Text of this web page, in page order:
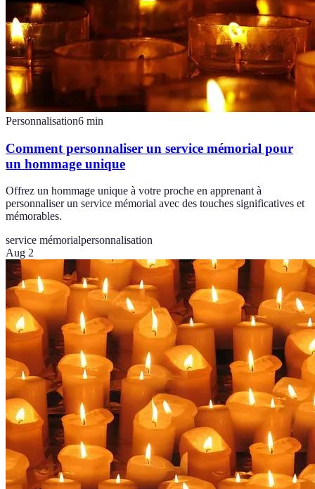
Personnalisation6 min
Comment personnaliser un service mémorial pour
un hommage unique
Offrez un hommage unique à votre proche en apprenant à
personnaliser un service mémorial avec des touches significatives et
mémorables.
service mémorialpersonnalisation
Aug 2